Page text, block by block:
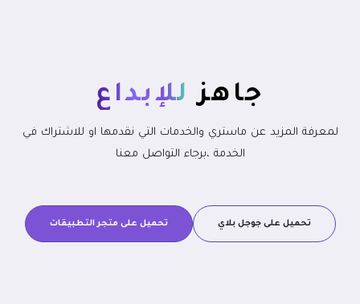
جاهز للإبداع
لمعرفة المزيد عن ماستري والخدمات التي نقدمها او للاشتراك في
الخدمة ،برجاء التواصل معنا
تحميل على متجر التطبيقات تحميل على جوجل بلاي